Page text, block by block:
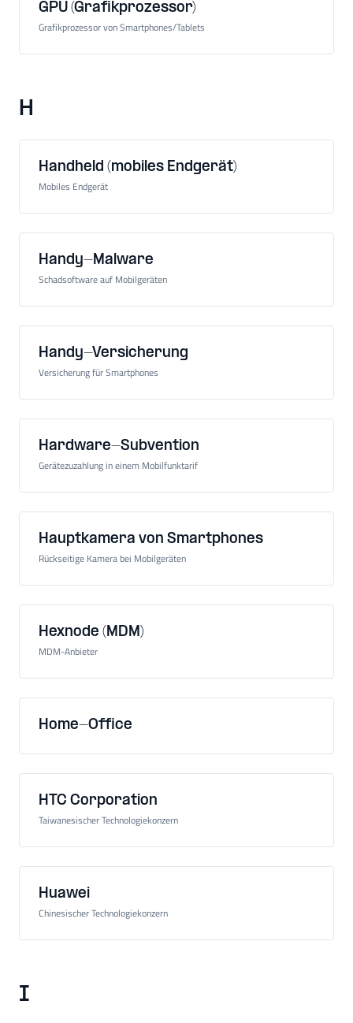
GPU (Grafikprozessor)
Grafikprozessor von Smartphones/Tablets
H
Handheld (mobiles Endgerät)
Mobiles Endgerät
Handy-Malware
Schadsoftware auf Mobilgeräten
Handy-Versicherung
Versicherung für Smartphones
Hardware-Subvention
Gerätezuzahlung in einem Mobilfunktarif
Hauptkamera von Smartphones
Rückseitige Kamera bei Mobilgeräten
Hexnode (MDM)
MDM-Anbieter
Home-Office
HTC Corporation
Taiwanesischer Technologiekonzern
Huawei
Chinesischer Technologiekonzern
I